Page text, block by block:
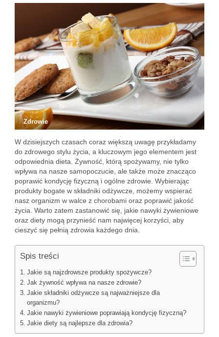
Zdrowie
W dzisiejszych czasach coraz większą uwagę przykładamy
do zdrowego stylu życia, a kluczowym jego elementem jest
odpowiednia dieta. Żywność, którą spożywamy, nie tylko
wpływa na nasze samopoczucie, ale także może znacząco
poprawić kondycję fizyczną i ogólne zdrowie. Wybierając
produkty bogate w składniki odżywcze, możemy wspierać
nasz organizm w walce z chorobami oraz poprawić jakość
życia. Warto zatem zastanowić się, jakie nawyki żywieniowe
oraz diety mogą przynieść nam najwięcej korzyści, aby
cieszyć się pełnią zdrowia każdego dnia.
Spis treści
Jakie są najzdrowsze produkty spożywcze?
Jak żywność wpływa na nasze zdrowie?
Jakie składniki odżywcze są najważniejsze dla
organizmu?
Jakie nawyki żywieniowe poprawiają kondycję fizyczną?
Jakie diety są najlepsze dla zdrowia?